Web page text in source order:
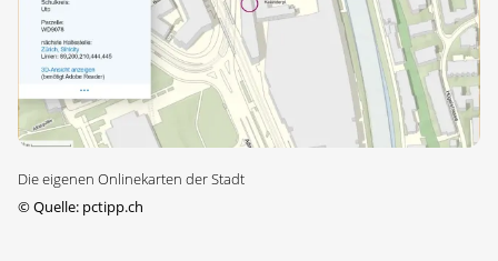
Die eigenen Onlinekarten der Stadt
©Quelle: pctipp.ch